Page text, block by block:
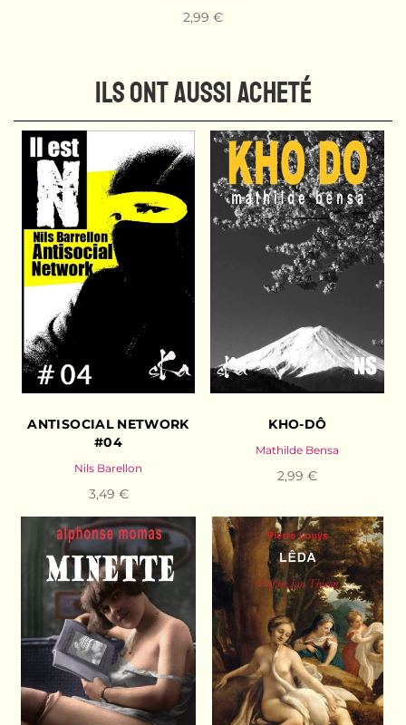
2,99 €
ILS ONT AUSSI ACHETÉ
ANTISOCIAL NETWORK
#04
Nils Barellon
3,49 €
KHO-DÔ
Mathilde Bensa
2,99 €